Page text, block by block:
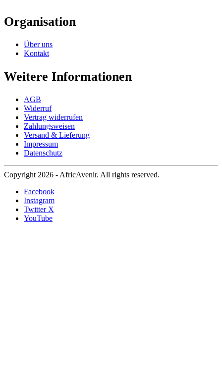
Organisation
Über uns
Kontakt
Weitere Informationen
AGB
Widerruf
Vertrag widerrufen
Zahlungsweisen
Versand & Lieferung
Impressum
Datenschutz
Copyright 2026 - AfricAvenir. All rights reserved.
Facebook
Instagram
Twitter X
YouTube